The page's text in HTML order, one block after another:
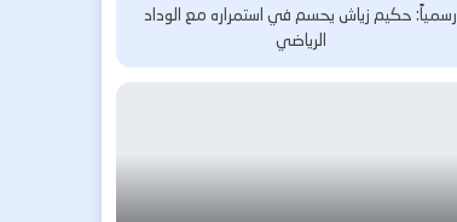
رسمياً: حكيم زياش يحسم في استمراره مع الوداد
الرياضي